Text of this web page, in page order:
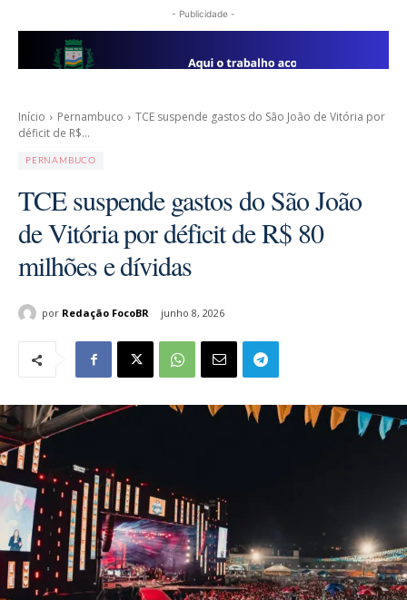
- Publicidade -
Início Pernambuco
TCE suspende gastos do São João de Vitória por
déficit de R$...
PERNAMBUCO
TCE suspende gastos do São João
de Vitória por déficit de R$ 80
milhões e dívidas
por Redação FocoBR junho 8, 2026